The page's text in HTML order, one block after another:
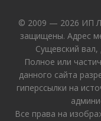
© 2009 — 2026 ИП
защищены. Адрес
Сущевский
Полное или
данного сайта
гиперссылки на
Все права на